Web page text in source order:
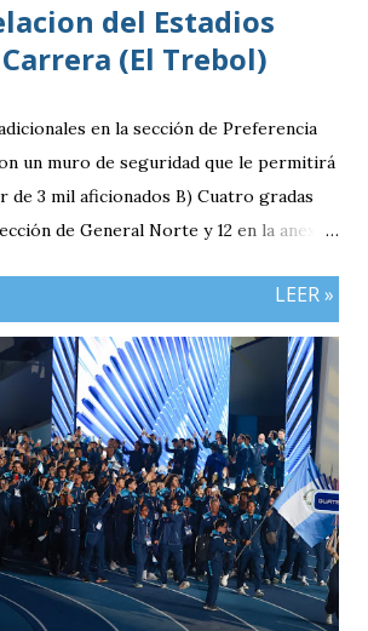
del Estadios
(El Trebol)
en la sección de Preferencia
un muro de seguridad que le permitirá
de 3 mil aficionados B) Cuatro gradas
de General Norte y 12 en la anexa
Sur con entrada independiente será
los visitantes. En resumen el aforo
en 7 mil aficionados. Este domingo
parqueo cuyo costo es de Q25
un cupo limitadp. Continúa vigente el
donde los aficionados se podrán
de Tikal Futura. via.
LEER »